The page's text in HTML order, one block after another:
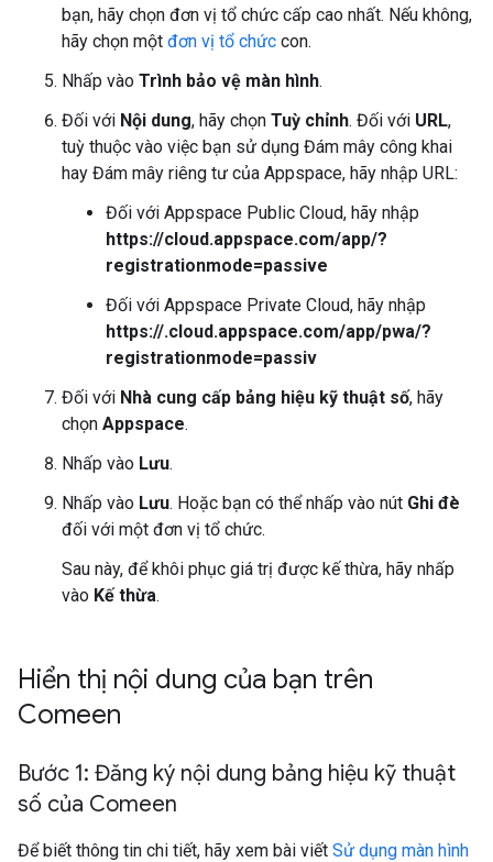
bạn, hãy chọn đơn vị tổ chức cấp cao nhất. Nếu không,
hãy chọn một đơn vị tổ chức con.
Nhấp vào Trình bảo vệ màn hình.
Đối với Nội dung, hãy chọn Tuỳ chỉnh. Đối với URL,
tuỳ thuộc vào việc bạn sử dụng Đám mây công khai
hay Đám mây riêng tư của Appspace, hãy nhập URL:
Đối với Appspace Public Cloud, hãy nhập
https://cloud.appspace.com/app/?
registrationmode=passive
Đối với Appspace Private Cloud, hãy nhập
https://.cloud.appspace.com/app/pwa/?
registrationmode=passiv
Đối với Nhà cung cấp bảng hiệu kỹ thuật số, hãy
chọn Appspace.
Nhấp vào Lưu.
Nhấp vào Lưu. Hoặc bạn có thể nhấp vào nút Ghi đè
đối với một đơn vị tổ chức.
Sau này, để khôi phục giá trị được kế thừa, hãy nhấp
vào Kế thừa.
Hiển thị nội dung của bạn trên
Comeen
Bước 1: Đăng ký nội dung bảng hiệu kỹ thuật
số của Comeen
Để biết thông tin chi tiết, hãy xem bài viết Sử dụng màn hình